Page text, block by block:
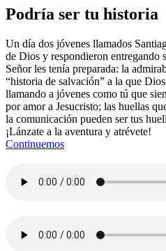
Podría ser tu historia
Un día dos jóvenes llamados
de Dios y respondieron entregando
Señor les tenía preparada: la
“historia de salvación” a la que
llamando a jóvenes como tú que
por amor a Jesucristo; las huellas
la comunicación pueden ser tus
¡Lánzate a la aventura y atrévete!
Continuemos